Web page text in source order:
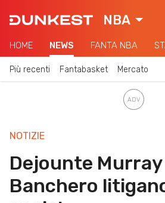
NBA
HOME NEWS FANTA NBA
Più recenti Fantabasket Mercato
NOTIZIE
Dejounte Murray
Banchero